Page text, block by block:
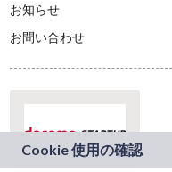
お知らせ
お問い合わせ